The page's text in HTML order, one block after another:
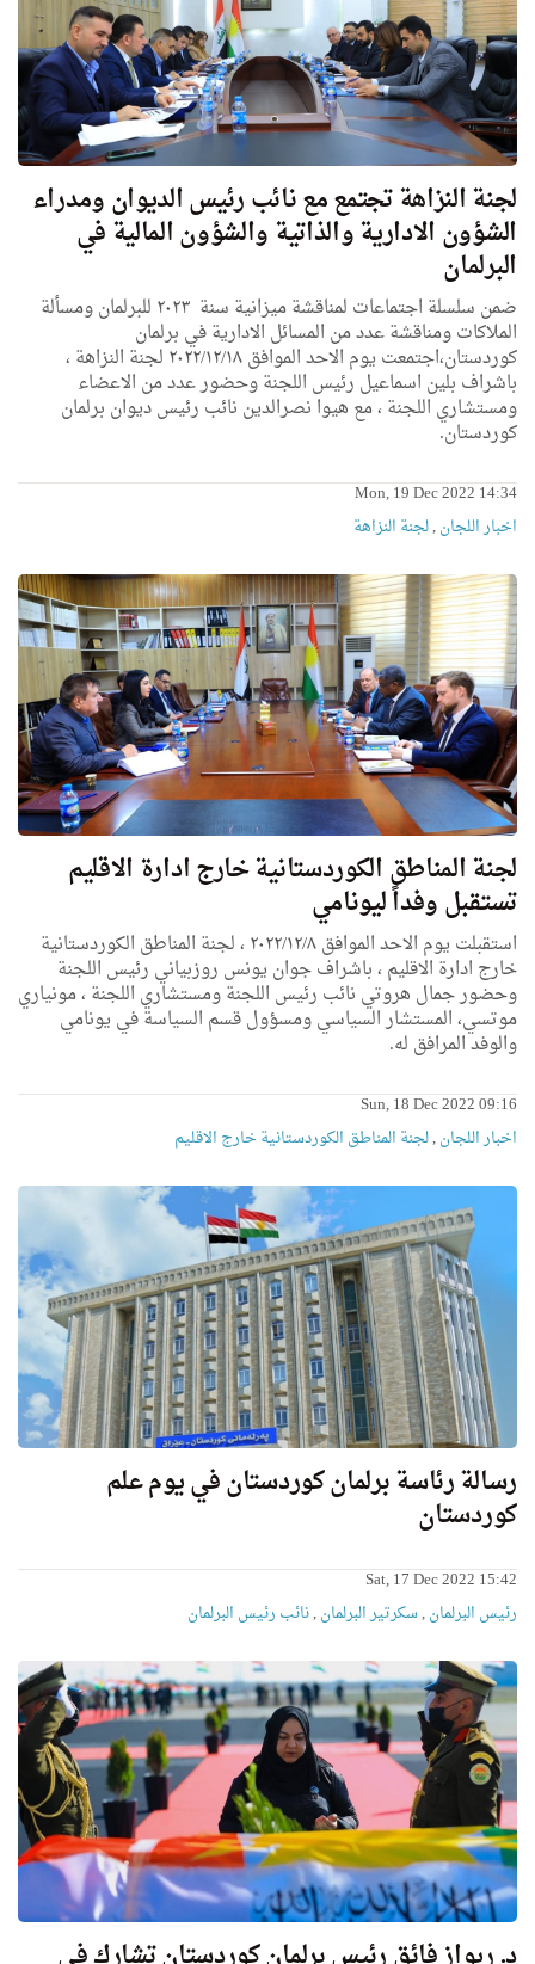
لجنة النزاهة تجتمع مع نائب رئيس الديوان ومدراء
الشؤون الادارية والذاتية والشؤون المالية في
البرلمان
ضمن سلسلة اجتماعات لمناقشة ميزانية سنة ٢٠٢٣ للبرلمان ومسألة
الملاكات ومناقشة عدد من المسائل الادارية في برلمان
كوردستان،اجتمعت يوم الاحد الموافق ٢٠٢٢/١٢/١٨ لجنة النزاهة ،
باشراف بلين اسماعيل رئيس اللجنة وحضور عدد من الاعضاء
ومستشاري اللجنة ، مع هيوا نصرالدين نائب رئيس ديوان برلمان
كوردستان.
Mon, 19 Dec 2022 14:34
اخبار اللجان,لجنة النزاهة
لجنة المناطق الكوردستانية خارج ادارة الاقليم
تستقبل وفداً ليونامي
استقبلت يوم الاحد الموافق ٢٠٢٢/١٢/٨ ، لجنة المناطق الكوردستانية
خارج ادارة الاقليم ، باشراف جوان يونس روزبياني رئيس اللجنة
وحضور جمال هروتي نائب رئيس اللجنة ومستشاري اللجنة ، مونياري
موتسي، المستشار السياسي ومسؤول قسم السياسة في يونامي
والوفد المرافق له.
Sun, 18 Dec 2022 09:16
اخبار اللجان,لجنة المناطق الكوردستانية خارج الاقليم
رسالة رئاسة برلمان كوردستان في يوم علم
كوردستان
Sat, 17 Dec 2022 15:42
رئیس البرلمان,سكرتیر البرلمان,نائب رئیس البرلمان